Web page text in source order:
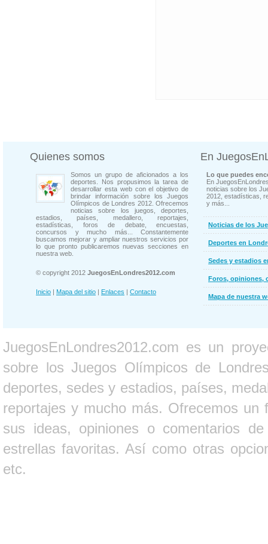
Quienes somos
Somos un grupo de aficionados a los
deportes. Nos propusimos la tarea de
desarrollar esta web con el objetivo de
brindar información sobre los Juegos
Olímpicos de Londres 2012. Ofrecemos
noticias sobre los juegos, deportes,
estadios, países, medallero, reportajes,
estadísticas, foros de debate, encuestas,
concursos y mucho más... Constantemente
buscamos mejorar y ampliar nuestros servicios por
lo que pronto publicaremos nuevas secciones en
nuestra web.
© copyright 2012 JuegosEnLondres2012.com
Inicio | Mapa del sitio | Enlaces | Contacto
En
Lo que puedes
En
noticias sobre los
2012, estadísticas,
y más...
Noticias de los
Deportes en
Sedes y estadios
Foros, opiniones,
Mapa de nuestra
JuegosEnLondres2012.com es un
sobre los Juegos Olímpicos de
deportes, sedes y estadios, países,
reportajes y mucho más. Ofrecemos un
sus ideas, opiniones o comentarios
estrellas favoritas. Así como otras
etc.